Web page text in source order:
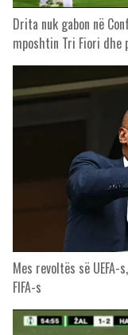
Drita nuk gabon në
mposhtin Tri Fiori dhe
Mes revoltës së
FIFA-s